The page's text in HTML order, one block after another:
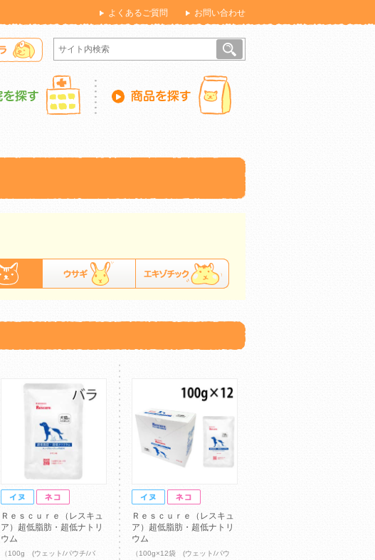
よくあるご質問 お問い合わせ
Ｒｅｓｃｕｒｅ（レスキュ
ア）超低脂肪・超低ナトリ
ウム
（100g (ウェット/パウチ/バ
Ｒｅｓｃｕｒｅ（レスキュ
ア）超低脂肪・超低ナトリ
ウム
（100g×12袋 (ウェット/パウ